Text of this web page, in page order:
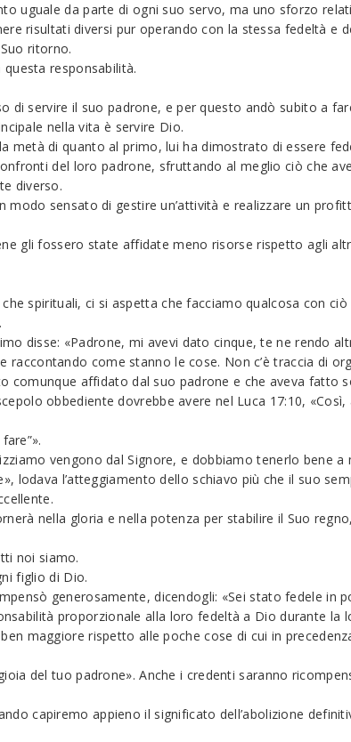
uguale da parte di ogni suo servo, ma uno sforzo
risultati diversi pur operando con la stessa fedeltà e
ritorno.
responsabilità.
di servire il suo padrone, e per questo andò subito a
nella vita è servire Dio.
metà di quanto al primo, lui ha dimostrato di essere
del loro padrone, sfruttando al meglio ciò che
diverso.
sensato di gestire un’attività e realizzare un
gli fossero state affidate meno risorse rispetto agli
spirituali, ci si aspetta che facciamo qualcosa con
disse: «Padrone, mi avevi dato cinque, te ne rendo
raccontando come stanno le cose. Non c’è traccia di
comunque affidato dal suo padrone e che aveva fatto
obbediente dovrebbe avere nel Luca 17:10,
vengono dal Signore, e dobbiamo tenerlo bene a
lodava l’atteggiamento dello schiavo più che il suo
nella gloria e nella potenza per stabilire il Suo
noi siamo.
figlio di Dio.
generosamente, dicendogli: «Sei stato fedele in
proporzionale alla loro fedeltà a Dio durante la
maggiore rispetto alle poche cose di cui in
del tuo padrone». Anche i credenti saranno
capiremo appieno il significato dell’abolizione